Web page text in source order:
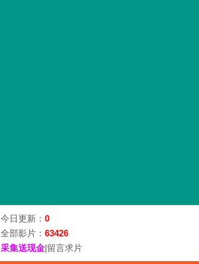
今日更新： 0
全部影片： 63426
采集送现金|留言求片